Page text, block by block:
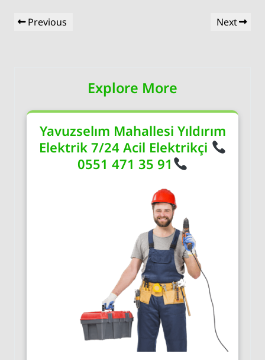
Yazı
gezinmesi
Previous
Previous
Next
Next
Explore More
Yavuzselım Mahallesi Yıldırım
Elektrik 7/24 Acil Elektrikçi
0551 471 35 91